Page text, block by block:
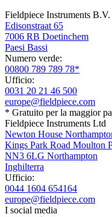
Fieldpiece Instruments B.V.
Edisonstraat 65
7006 RB Doetinchem
Paesi Bassi
Numero verde:
00800 789 789 78*
Ufficio:
0031 20 21 46 500
europe@fieldpiece.com
* Gratuito per la maggior
Fieldpiece Instruments Ltd
Newton House
Kings Park Road Moulton
NN3 6LG Northampton
Inghilterra
Ufficio:
0044 1604 654164
europe@fieldpiece.com
I social media